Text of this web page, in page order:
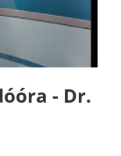
- Dr.